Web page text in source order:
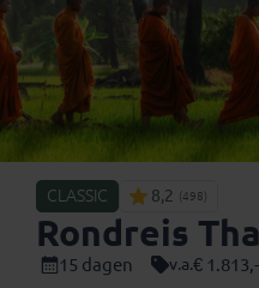
CLASSIC 8,2 (498)
Rondreis
15 dagen v.a.€ 1.813,-